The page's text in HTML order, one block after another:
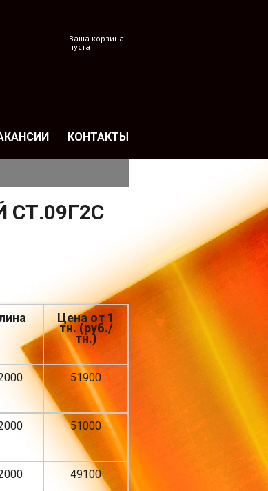
Ваша корзина
пуста
КОНТАКТЫ
Цена от 1
тн. (руб./
тн.)
51900
51000
49100